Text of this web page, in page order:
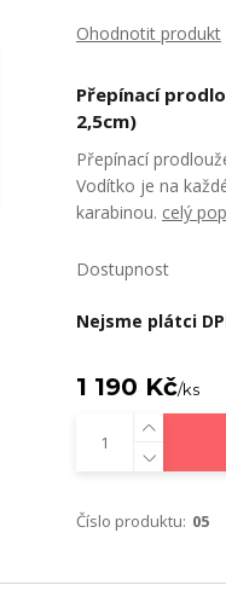
Ohodnotit produkt
Přepínací
2,5cm)
Přepínací
Vodítko je na
karabinou. celý
Dostupnost
Nejsme plátci
1 190 Kč/ks
Číslo produktu: 05